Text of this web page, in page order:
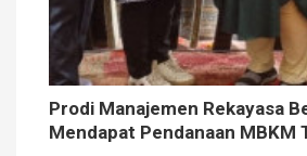
Prodi Manajemen Rekayasa
Mendapat Pendanaan MBKM